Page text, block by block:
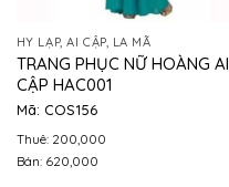
HY LẠP, AI CẬP, LA MÃ
TRANG PHỤC NỮ HOÀNG AI
CẬP HAC001
Mã: COS156
Thuê: 200,000
Bán: 620,000